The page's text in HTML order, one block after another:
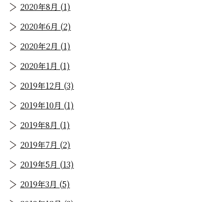
2020年8月 (1)
2020年6月 (2)
2020年2月 (1)
2020年1月 (1)
2019年12月 (3)
2019年10月 (1)
2019年8月 (1)
2019年7月 (2)
2019年5月 (13)
2019年3月 (5)